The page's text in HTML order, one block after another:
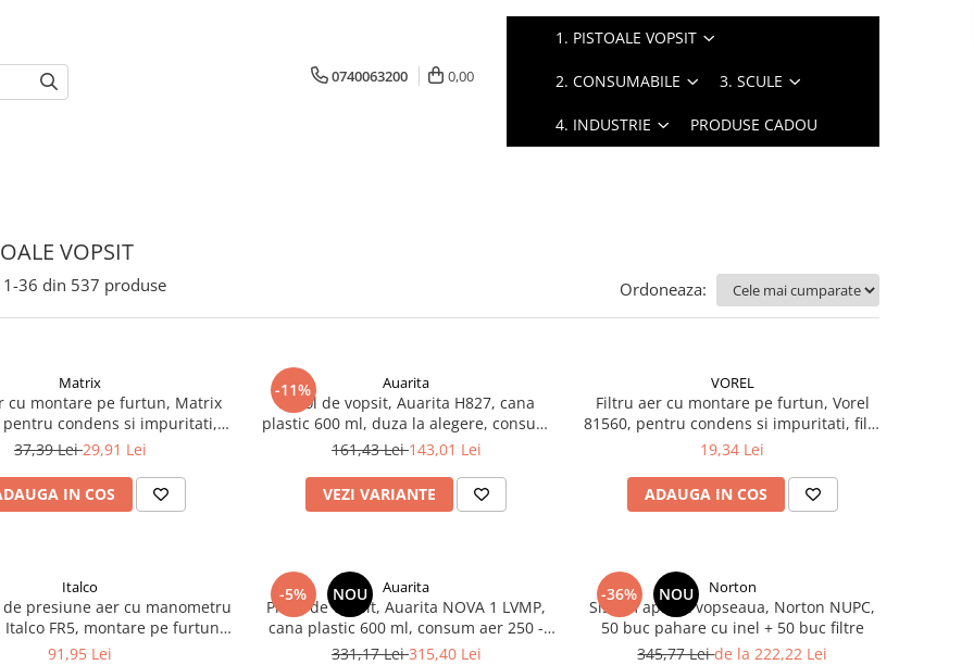
0740063200 0,00
1. PISTOALE VOPSIT
2. CONSUMABILE 3. SCULE
4. INDUSTRIE PRODUSE CADOU
VOPSIT
1-36 din 537 produse Ordoneaza:
Matrix
cu montare pe furtun, Matrix
pentru condens si impuritati,
1/4, purjare manuala
37,39 Lei29,91 Lei
IN COS
-11% Auarita
Pistol de vopsit, Auarita H827, cana
plastic 600 ml, duza la alegere, consum
aer 170-300 l/min
161,43 Lei143,01 Lei
VEZI VARIANTE
VOREL
Filtru aer cu montare pe furtun, Vorel
81560, pentru condens si impuritati, filet
conectare 1/4, purjare manuala
19,34 Lei
ADAUGA IN COS
Italco
de presiune aer cu manometru
Italco FR5, montare pe furtun,
cupla 1/4, maxim 10 bar
91,95 Lei
-5% NOU Auarita
Pistol de vopsit, Auarita NOVA 1 LVMP,
cana plastic 600 ml, consum aer 250 -
310 l/min, duza 1.3 mm / 1.8 mm
331,17 Lei315,40 Lei
-36% NOU Norton
Sistem aplicat vopseaua, Norton NUPC,
50 buc pahare cu inel + 50 buc filtre
345,77 Leide la 222,22 Lei